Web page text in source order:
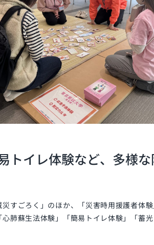
トイレ体験など、多様
すごろく」のほか、「災害時用援護者体
肺蘇生法体験」「簡易トイレ体験」「蓄光